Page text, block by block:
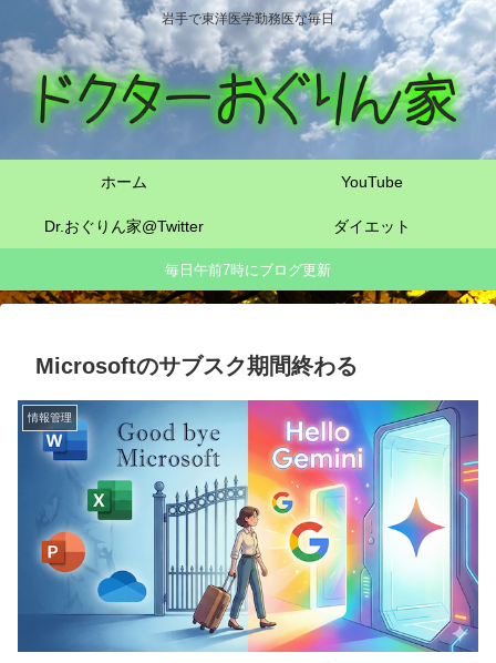
岩手で東洋医学勤務医な毎日
ホーム YouTube
Dr.おぐりん家@Twitter ダイエット
毎日午前7時にブログ更新
Microsoftのサブスク期間終わる
情報管理